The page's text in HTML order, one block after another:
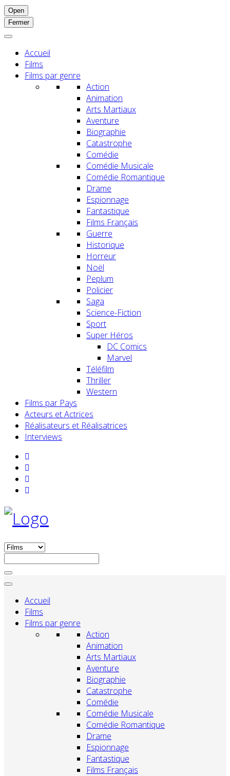
Open
Fermer
Accueil
Films
Films par genre
Action
Animation
Arts Martiaux
Aventure
Biographie
Catastrophe
Comédie
Comédie Musicale
Comédie Romantique
Drame
Espionnage
Fantastique
Films Français
Guerre
Historique
Horreur
Noël
Peplum
Policier
Saga
Science-Fiction
Sport
Super Héros
DC Comics
Marvel
Téléfilm
Thriller
Western
Films par Pays
Acteurs et Actrices
Réalisateurs et Réalisatrices
Interviews
Accueil
Films
Films par genre
Action
Animation
Arts Martiaux
Aventure
Biographie
Catastrophe
Comédie
Comédie Musicale
Comédie Romantique
Drame
Espionnage
Fantastique
Films Français